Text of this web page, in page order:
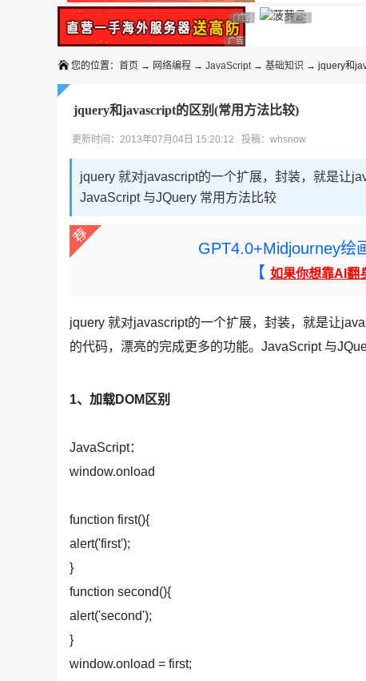
广告 商业广告，理性选择
广告 商业广告，理性选择
广告 商业广告，理性选择
广告 商业广告，理性
广告 商业广告，理
您的位置： 首页 → 网络编程 → JavaScript→ 基础知识 → jquery和
jquery和javascript的区别(常用方法比较)
更新时间：2013年07月04日 15:20:12 投稿：whsnow
jquery 就对javascript的一个扩展，封装，就是让
JavaScript 与JQuery 常用方法比较
GPT4.0+Midjourney绘
【 如果你想靠AI翻
jquery 就对javascript的一个扩展，封装，就是让
的代码，漂亮的完成更多的功能。JavaScript 与
1、加载DOM区别
JavaScript：
window.onload
function first(){
alert('first');
}
function second(){
alert('second');
}
window.onload = first;